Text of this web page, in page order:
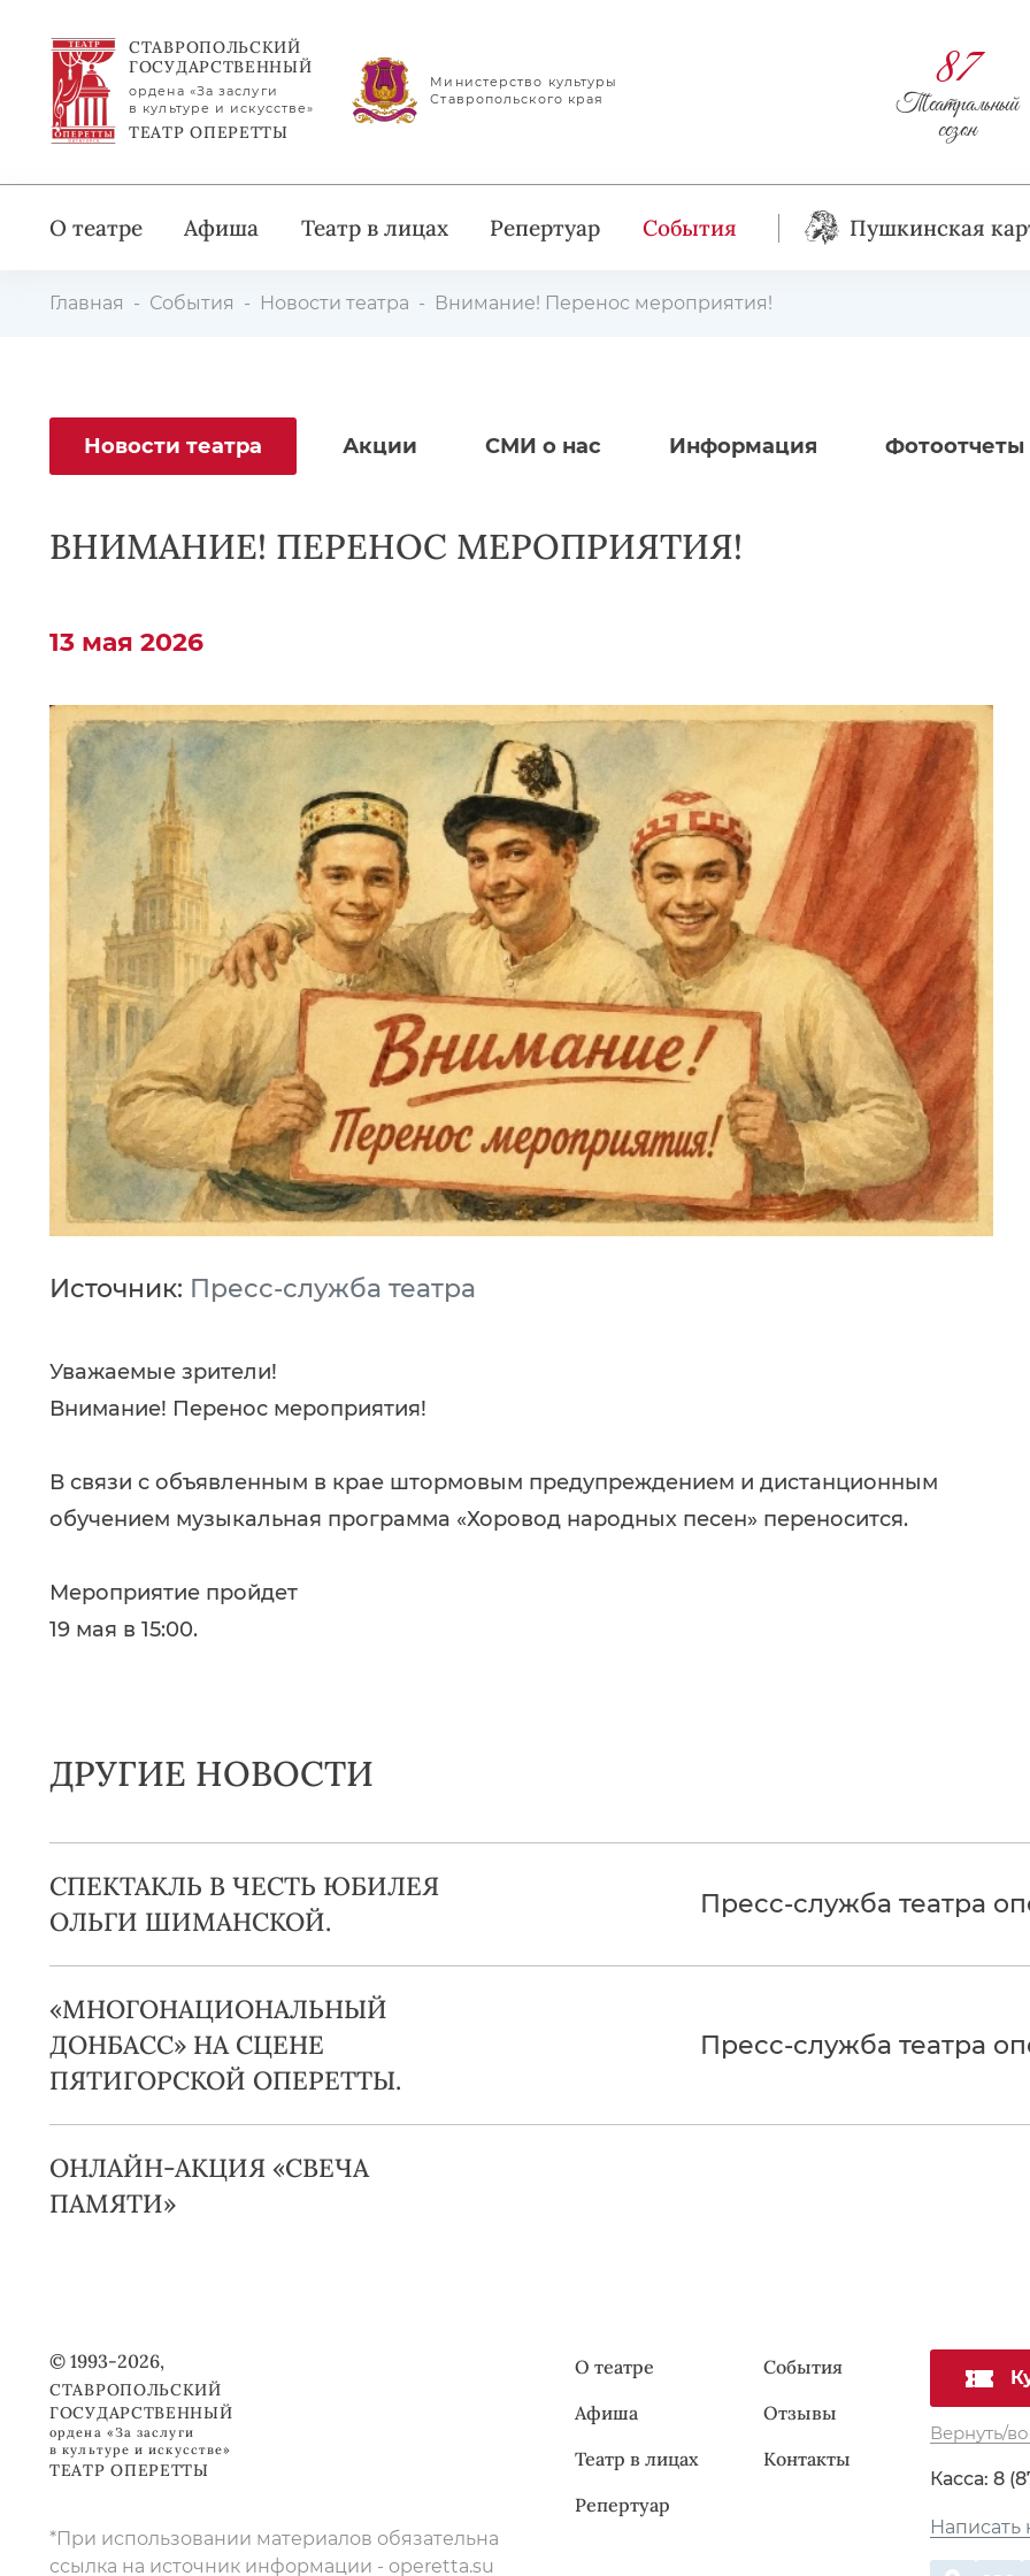
СТАВРОПОЛЬСКИЙ
ГОСУДАРСТВЕННЫЙ
ордена «За заслуги
в культуре и искусстве»
ТЕАТР ОПЕРЕТТЫ
Министерство культуры
Ставропольского края
87
Театральный
сезон
О театре Афиша Театр в лицах Репертуар События Пушкинская
Главная События Новости театра Внимание! Перенос мероприятия!
Новости театра Акции СМИ о нас Информация Фотоотчеты
ВНИМАНИЕ! ПЕРЕНОС МЕРОПРИЯТИЯ!
13 мая 2026
Источник: Пресс-служба театра
Уважаемые зрители!
Внимание! Перенос мероприятия!
В связи с объявленным в крае штормовым предупреждением и дистанционным
обучением музыкальная программа «Хоровод народных песен» переносится.
Мероприятие пройдет
19 мая в 15:00.
ДРУГИЕ НОВОСТИ
СПЕКТАКЛЬ В ЧЕСТЬ ЮБИЛЕЯ
ОЛЬГИ ШИМАНСКОЙ.
Пресс-служба театра
«МНОГОНАЦИОНАЛЬНЫЙ
ДОНБАСС» НА СЦЕНЕ
ПЯТИГОРСКОЙ ОПЕРЕТТЫ.
Пресс-служба театра
ОНЛАЙН-АКЦИЯ «СВЕЧА
ПАМЯТИ»
© 1993-2026,
СТАВРОПОЛЬСКИЙ
ГОСУДАРСТВЕННЫЙ
ордена «За заслуги
в культуре и искусстве»
ТЕАТР ОПЕРЕТТЫ
*При использовании материалов обязательна
ссылка на источник информации - operetta.su
О театре
Афиша
Театр в лицах
Репертуар
События
Отзывы
Контакты
Вернуть/
Касса: 8
Написать